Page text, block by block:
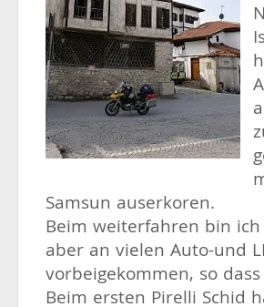
Samsun auserkoren.
Beim weiterfahren bin
aber an vielen Auto-und
vorbeigekommen, so
Beim ersten Pirelli Schid